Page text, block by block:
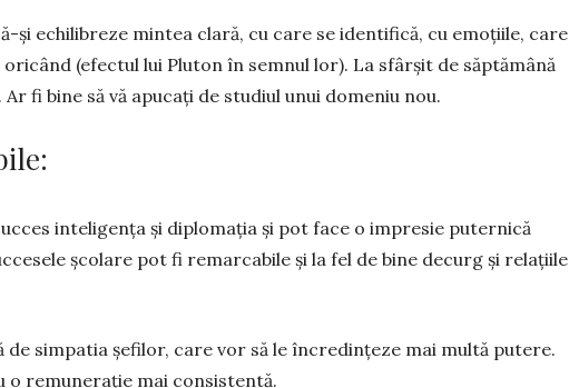
și echili­bre­ze mintea clară, cu care se identifică, cu emoțiile, care
(efectul lui Pluton în semnul lor). La sfârșit de săptămână
fi bine să vă apucați de studiul unui domeniu nou.
inteligența și diplomația și pot face o impresie pu­ternică
școlare pot fi remarcabile și la fel de bine decurg și relațiile
de simpatia șe­filor, care vor să le încredințeze mai multă putere.
o remu­nerație mai consistentă.